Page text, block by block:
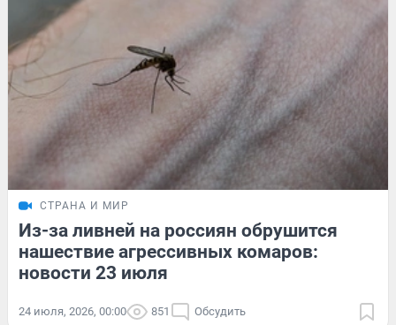
СТРАНА И МИР
Из-за ливней на россиян обрушится
нашествие агрессивных комаров:
новости 23 июля
24 июля, 2026, 00:00 851 Обсудить